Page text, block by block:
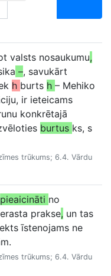
valsts nosaukumu,
–, savukārt
h burts h – Mehiko
ir ieteicams
konkrētajā
burtus ks, s
trūkums; 6.4. Vārdu
pieaicināti no
prakse, un tas
īstenojams ne
trūkums; 6.4. Vārdu